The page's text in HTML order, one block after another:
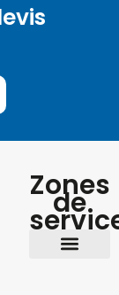
Zones
de